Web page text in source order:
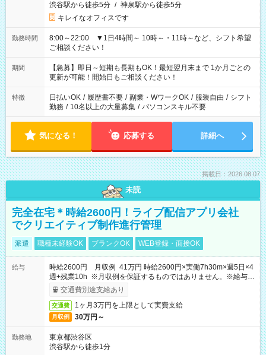
渋谷駅から徒歩5分 / 神泉駅から徒歩5分
キレイなオフィスです
勤務時間
8:00～22:00 ▼1日4時間～ 10時～・11時～など、シフト希望
ご相談ください！
期間
【急募】即日～短期も長期もOK！最短翌月末まで 1か月ごとの
更新が可能！開始日もご相談ください！
特徴 日払いOK / 履歴書不要 / 副業・WワークOK / 服装自由 / シフト
勤務 / 10名以上の大量募集 / パソコンスキル不要
気になる！ 応募する 詳細へ
掲載日：2026.08.07
未読
完全在宅＊時給2600円！ライブ配信アプリ会社
でクリエイティブ制作進行管理
派遣 職種未経験OK ブランクOK WEB登録・面接OK
給与
時給2600円 月収例 41万円 時給2600円×実働7h30m×週5日×4
週+残業10h ※月収例を保証するものではありません。※給与即
受取りサービス利用可（利用条件有）
交通費別途支給あり
交通費 1ヶ月3万円を上限として実費支給
月収例 30万円～
勤務地
東京都渋谷区
渋谷駅から徒歩1分